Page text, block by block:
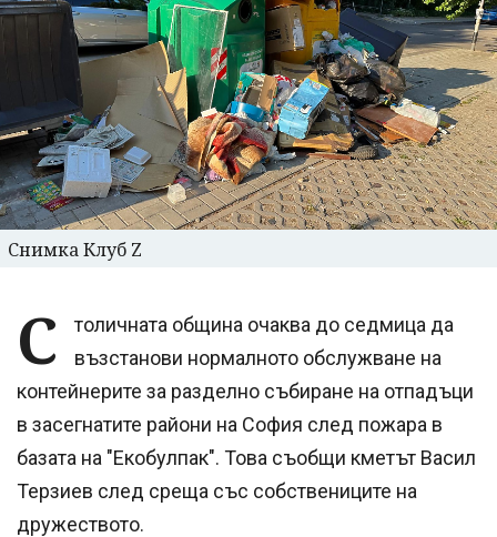
Снимка Клуб Z
С
толичната община очаква до седмица да
възстанови нормалното обслужване на
контейнерите за разделно събиране на отпадъци
в засегнатите райони на София след пожара в
базата на "Екобулпак". Това съобщи кметът Васил
Терзиев след среща със собствениците на
дружеството.